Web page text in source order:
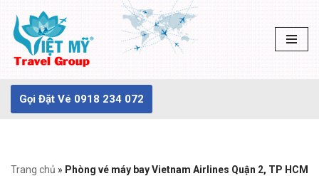
Chuyển
tới
dung
Gọi Đặt Vé 0918 234 072
Trang chủ » Phòng vé máy bay Vietnam Airlines Quận 2, TP HCM